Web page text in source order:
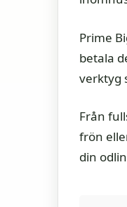
Prime
betala
verktyg
Från
frön
din